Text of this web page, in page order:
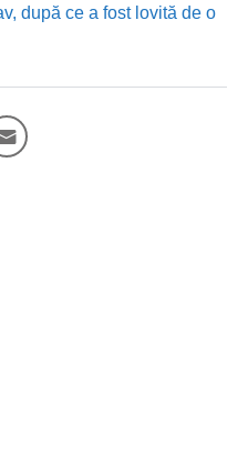
după ce a fost lovită de o